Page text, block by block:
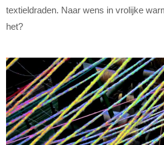
textieldraden. Naar wens in vrolijke
het?